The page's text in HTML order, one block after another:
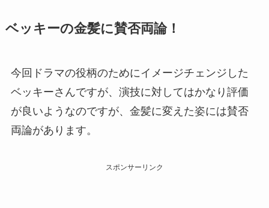
ベッキーの金髪に賛否両論！
今回ドラマの役柄のためにイメージチェンジした
ベッキーさんですが、演技に対してはかなり評価
が良いようなのですが、金髪に変えた姿には賛否
両論があります。
スポンサーリンク